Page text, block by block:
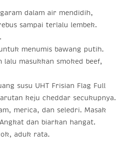
dalam air mendidih,
sampai terlalu lembek.
menumis bawang putih.
lalu masukkan smoked beef,
susu UHT Frisian Flag Full
keju cheddar secukupnya.
merica, dan seledri. Masak
dan biarkan hangat.
aduk rata.